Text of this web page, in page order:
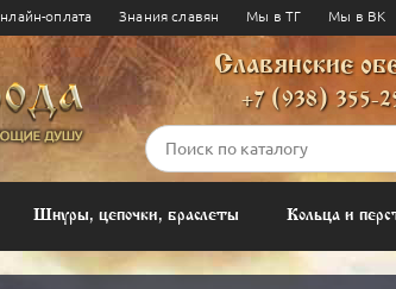
оплата Знания славян Мы в ТГ Мы в ВК
Славянские
+7 (938) 355-
Чертог Коня - 20 июня – 13 июля
Шнуры, цепочки, браслеты Кольца и